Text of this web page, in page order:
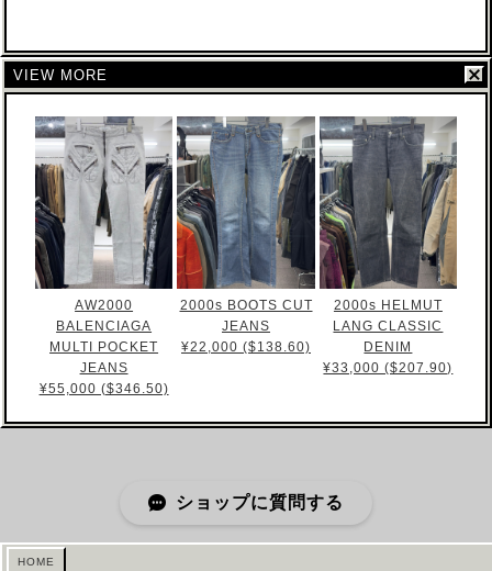
VIEW MORE
AW2000
BALENCIAGA
MULTI POCKET
JEANS
¥55,000 ($346.50)
2000s BOOTS CUT
JEANS
¥22,000 ($138.60)
2000s HELMUT
LANG CLASSIC
DENIM
¥33,000 ($207.90)
HOME
ショップに質問する